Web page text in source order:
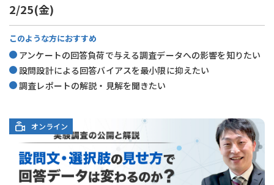
2/25(金)
このような方におすすめ
アンケートの回答負荷で与える調査データへの影響を知りたい
設問設計による回答バイアスを最小限に抑えたい
調査レポートの解説・見解を聞きたい
オンライン